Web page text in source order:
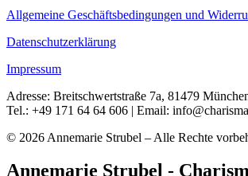
Allgemeine Geschäftsbedingungen und
Datenschutzerklärung
Impressum
Adresse: Breitschwertstraße 7a, 81479
Tel.: +49 171 64 64 606 | Email:
© 2026 Annemarie Strubel – Alle Rechte
Annemarie Strubel -